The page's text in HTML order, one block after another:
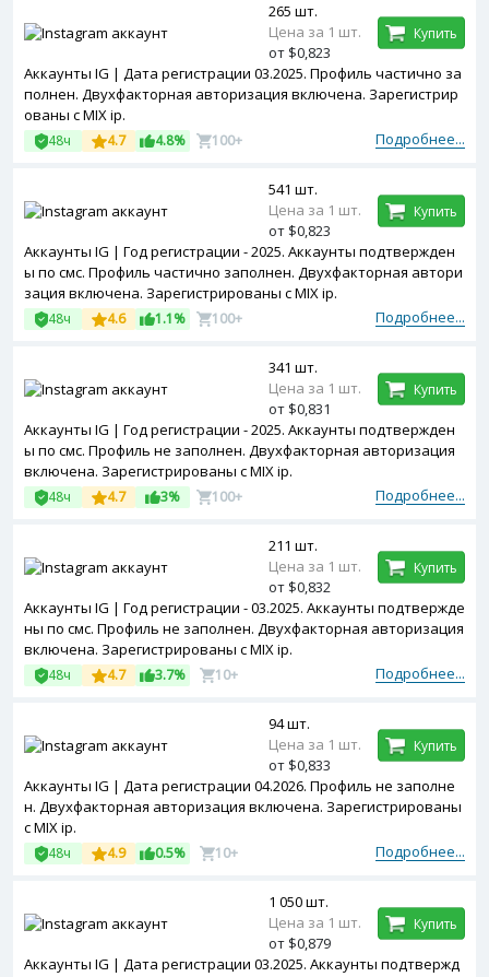
Аккаунты IG | Дата регистрации 03.2025. Профиль частично за
полнен. Двухфакторная авторизация включена. Зарегистрир
ованы с MIX ip.
Подробнее...
48ч 4.7 4.8% 100+
265 шт.
Цена за 1 шт.
от $0,823
Купить
Аккаунты IG | Год регистрации - 2025. Аккаунты подтвержден
ы по смс. Профиль частично заполнен. Двухфакторная автори
зация включена. Зарегистрированы с MIX ip.
Подробнее...
48ч 4.6 1.1% 100+
541 шт.
Цена за 1 шт.
от $0,823
Купить
Аккаунты IG | Год регистрации - 2025. Аккаунты подтвержден
ы по смс. Профиль не заполнен. Двухфакторная авторизация
включена. Зарегистрированы с MIX ip.
Подробнее...
48ч 4.7 3% 100+
341 шт.
Цена за 1 шт.
от $0,831
Купить
Аккаунты IG | Год регистрации - 03.2025. Аккаунты подтвержде
ны по смс. Профиль не заполнен. Двухфакторная авторизация
включена. Зарегистрированы с MIX ip.
Подробнее...
48ч 4.7 3.7% 10+
211 шт.
Цена за 1 шт.
от $0,832
Купить
Аккаунты IG | Дата регистрации 04.2026. Профиль не заполне
н. Двухфакторная авторизация включена. Зарегистрированы
с MIX ip.
Подробнее...
48ч 4.9 0.5% 10+
94 шт.
Цена за 1 шт.
от $0,833
Купить
Аккаунты IG | Дата регистрации 03.2025. Аккаунты подтвержд
1 050 шт.
Цена за 1 шт.
от $0,879
Купить